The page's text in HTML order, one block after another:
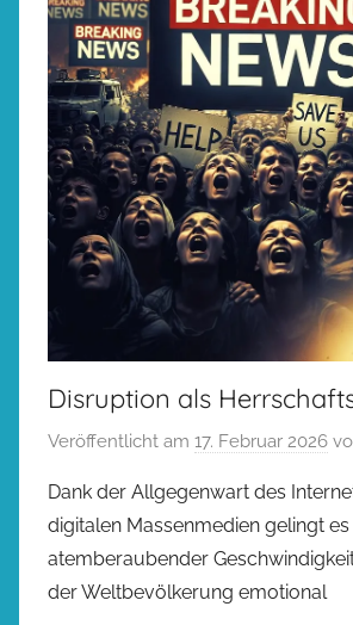
Disruption als
Veröffentlicht am 17. Februar 2026
Dank der Allgegenwart des
digitalen Massenmedien gelingt
atemberaubender
der Weltbevölkerung emotional